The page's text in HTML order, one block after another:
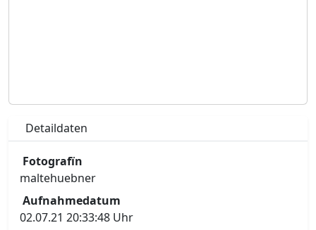
Detaildaten
Fotografïn
maltehuebner
Aufnahmedatum
02.07.21 20:33:48 Uhr